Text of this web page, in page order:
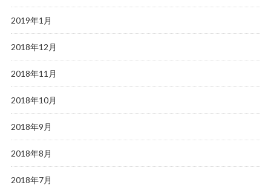
2019年1月
2018年12月
2018年11月
2018年10月
2018年9月
2018年8月
2018年7月